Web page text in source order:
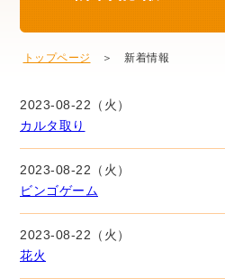
トップページ ＞ 新着情報
2023-08-22（火）
カルタ取り
2023-08-22（火）
ビンゴゲーム
2023-08-22（火）
花火